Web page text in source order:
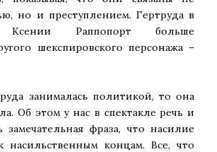
но и преступлением. Гертруда в
Ксении Раппопорт больше
шекспировского персонажа –
занималась политикой, то она
Об этом у нас в спектакле речь и
замечательная фраза, что насилие
насильственным концам. Все, что